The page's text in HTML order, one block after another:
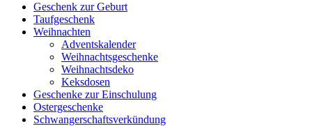
Geschenk zur Geburt
Taufgeschenk
Weihnachten
Adventskalender
Weihnachtsgeschenke
Weihnachtsdeko
Keksdosen
Geschenke zur Einschulung
Ostergeschenke
Schwangerschaftsverkündung